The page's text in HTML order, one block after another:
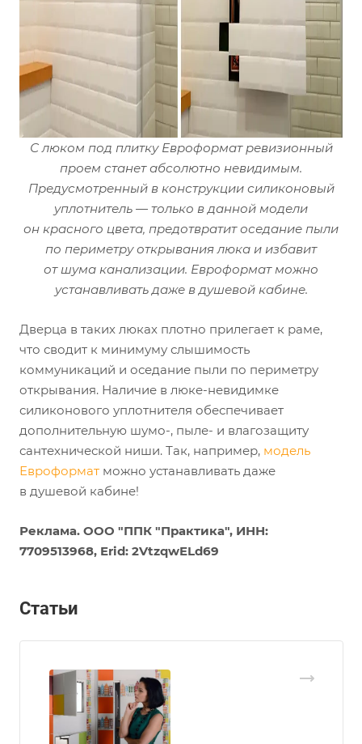
С люком под плитку Евроформат ревизионный
проем станет абсолютно невидимым.
Предусмотренный в конструкции силиконовый
уплотнитель — только в данной модели
он красного цвета, предотвратит оседание пыли
по периметру открывания люка и избавит
от шума канализации. Евроформат можно
устанавливать даже в душевой кабине.
Дверца в таких люках плотно прилегает к раме,
что сводит к минимуму слышимость
коммуникаций и оседание пыли по периметру
открывания. Наличие в люке-невидимке
силиконового уплотнителя обеспечивает
дополнительную шумо-, пыле- и влагозащиту
сантехнической ниши. Так, например, модель
Евроформат можно устанавливать даже
в душевой кабине!
Реклама. ООО "ППК "Практика", ИНН:
7709513968, Erid: 2VtzqwELd69
Статьи